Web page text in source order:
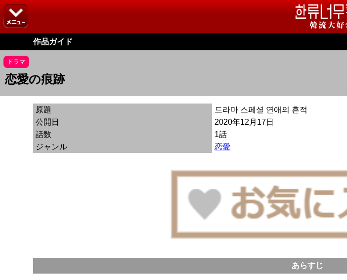
作品ガイド
ドラマ
恋愛の痕跡
原題
드라마 스페셜 연애의 흔적
公開日
2020年12月17日
話数
1話
ジャンル
恋愛
あらすじ